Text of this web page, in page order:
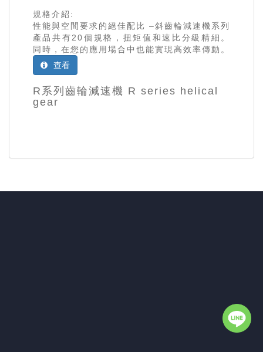
規格介紹:
性能與空間要求的絕佳配比 –斜齒輪減速機系列
產品共有20個規格，扭矩值和速比分級精細。
同時，在您的應用場合中也能實現高效率傳動。
查看
R系列齒輪減速機 R series helical
gear